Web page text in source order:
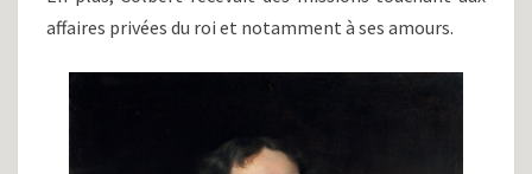
affaires privées du roi et notamment à ses amours.